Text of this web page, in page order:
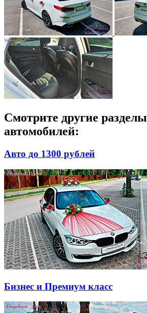
Смотрите другие разделы
автомобилей:
Авто до 1300 рублей
Бизнес и Премиум класс